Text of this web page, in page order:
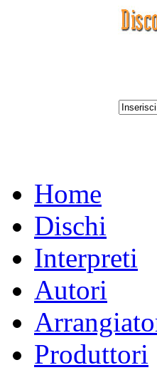
Home
Dischi
Interpreti
Autori
Produttori